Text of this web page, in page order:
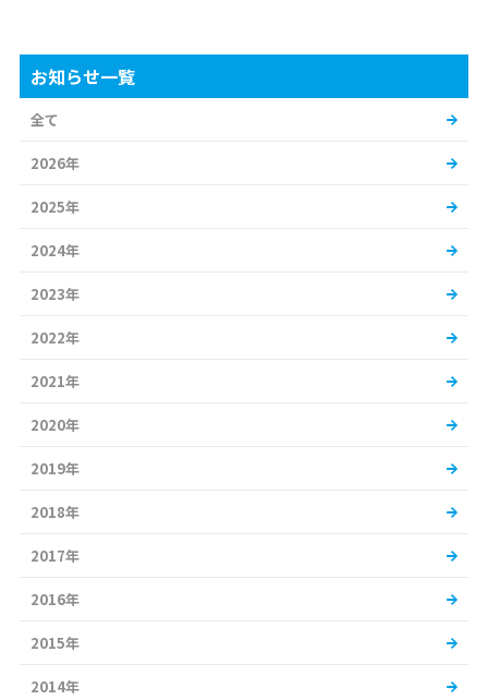
お知らせ一覧
全て
2026年
2025年
2024年
2023年
2022年
2021年
2020年
2019年
2018年
2017年
2016年
2015年
2014年